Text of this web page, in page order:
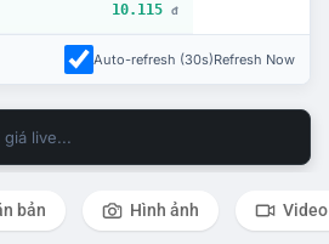
10.115 đ
Auto-refresh (30s)Refresh Now
live...
bản Hình ảnh Video